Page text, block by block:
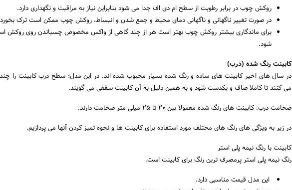
روکش چوب در برابر رطوبت از سطح ام دی اف جدا می شود بنابراین نیاز به مراقبت و نگهداری دارد.
در صورت تغییر ناگهانی و ناگهانی دمای محیط و جمع شدن و انبساط، روکش چوب ممکن است ترک
برای ماندگاری بیشتر روکش چوب بهتر است هر از چند گاهی از واکس مخصوص چسباندن روی روکش
شود.
کابینت رنگ شده (درب)
در سال های اخیر کابینت های ساده و رنگ شده بسیار محبوب شده اند. در این مدل؛ سطح درب کابینت را
می کنند تا کاملا صاف و یکدست شود و به همین دلیل به آن کابینت سقفی می گویند.
ضخامت درب: کابینت های رنگ شده معمولا بین 20 تا 25 میلی متر ضخامت دارند.
در زیر به ویژگی های رنگ های مختلف مورد استفاده برای کابینت ها و نحوه تمیز کردن آنها می پردازیم.
کابینت با رنگ نیمه پلی استر
رنگ نیمه پلی استر پرمصرف ترین رنگ برای کابینت است.
این مدل قیمت مناسبی دارد.